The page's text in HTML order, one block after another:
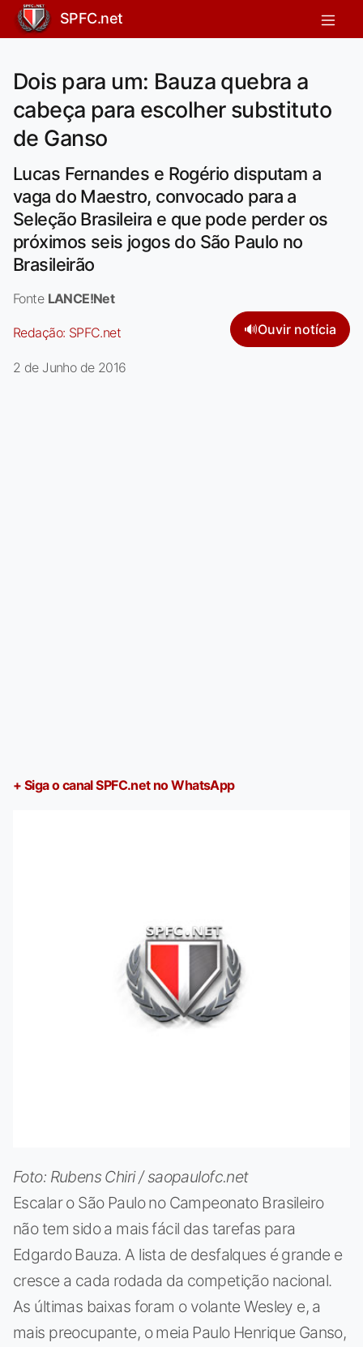
SPFC.net
Dois para um: Bauza quebra a
cabeça para escolher substituto
de Ganso
Lucas Fernandes e Rogério disputam a
vaga do Maestro, convocado para a
Seleção Brasileira e que pode perder os
próximos seis jogos do São Paulo no
Brasileirão
Fonte LANCE!Net
Redação: SPFC.net 🔊Ouvir notícia
2 de Junho de 2016
+ Siga o canal SPFC.net no WhatsApp
Foto: Rubens Chiri / saopaulofc.net
Escalar o São Paulo no Campeonato Brasileiro
não tem sido a mais fácil das tarefas para
Edgardo Bauza. A lista de desfalques é grande e
cresce a cada rodada da competição nacional.
As últimas baixas foram o volante Wesley e, a
mais preocupante, o meia Paulo Henrique Ganso,